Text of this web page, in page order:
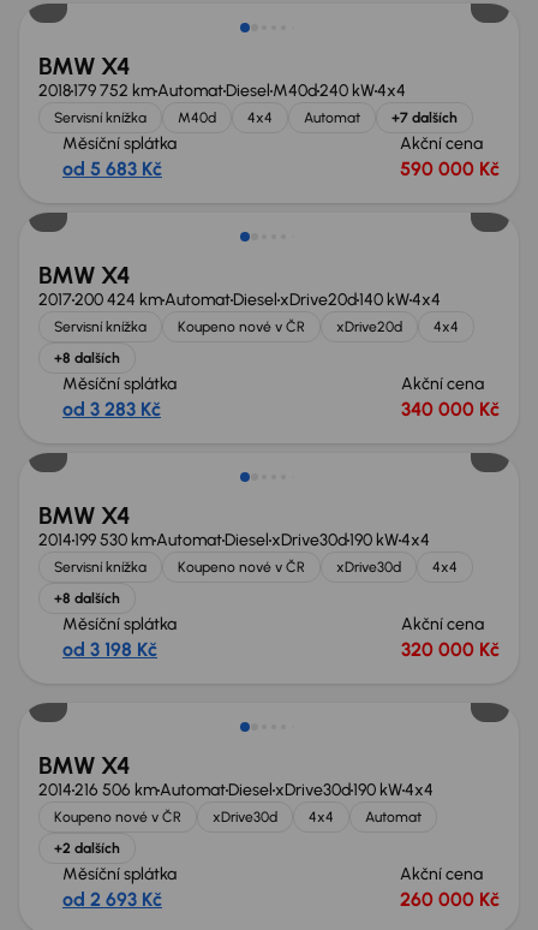
BMW X4
2018179 752 kmAutomatDiesel M40d240 kW4x4
Servisní knížka M40d 4x4 Automat +7 dalších
Měsíční splátka
od 5 683 Kč
Akční cena
590 000 Kč
Zlevněno o 50 000 Kč
BMW X4
2017200 424 kmAutomatDiesel xDrive20d140 kW4x4
Servisní knížka Koupeno nové v ČR xDrive20d
4x4
+8 dalších
Měsíční splátka
od 3 283 Kč
Akční cena
340 000 Kč
BMW X4
2014199 530 kmAutomatDiesel xDrive30d190 kW4x4
Servisní knížka Koupeno nové v ČR xDrive30d
4x4
+8 dalších
Měsíční splátka
od 3 198 Kč
Akční cena
320 000 Kč
BMW X4
2014216 506 kmAutomatDiesel xDrive30d190 kW4x4
Koupeno nové v ČR xDrive30d 4x4
Automat
+2 dalších
Měsíční splátka
od 2 693 Kč
Akční cena
260 000 Kč